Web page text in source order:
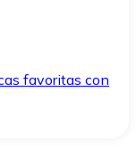
favoritas con